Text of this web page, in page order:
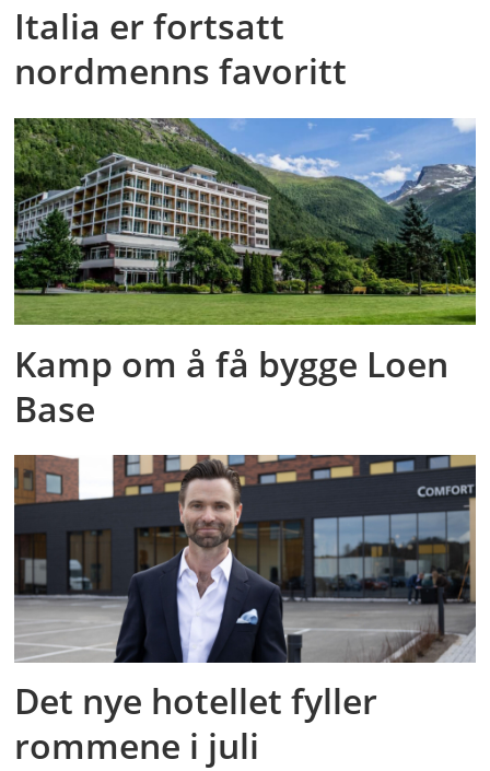
Italia er fortsatt
nordmenns favoritt
Kamp om å få bygge Loen
Base
Det nye hotellet fyller
rommene i juli